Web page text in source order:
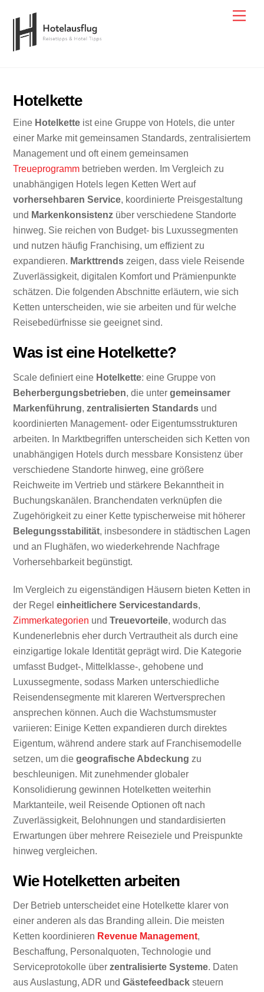
content
Hotelkette
Eine Hotelkette ist eine Gruppe von Hotels, die unter
einer Marke mit gemeinsamen Standards, zentralisiertem
Management und oft einem gemeinsamen
Treueprogramm betrieben werden. Im Vergleich zu
unabhängigen Hotels legen Ketten Wert auf
vorhersehbaren Service, koordinierte Preisgestaltung
und Markenkonsistenz über verschiedene Standorte
hinweg. Sie reichen von Budget- bis Luxussegmenten
und nutzen häufig Franchising, um effizient zu
expandieren. Markttrends zeigen, dass viele Reisende
Zuverlässigkeit, digitalen Komfort und Prämienpunkte
schätzen. Die folgenden Abschnitte erläutern, wie sich
Ketten unterscheiden, wie sie arbeiten und für welche
Reisebedürfnisse sie geeignet sind.
Was ist eine Hotelkette?
Scale definiert eine Hotelkette: eine Gruppe von
Beherbergungsbetrieben, die untergemeinsamer
Markenführung,zentralisierten Standards und
koordinierten Management- oder Eigentumsstrukturen
arbeiten. In Marktbegriffen unterscheiden sich Ketten von
unabhängigen Hotels durch messbare Konsistenz über
verschiedene Standorte hinweg, eine größere
Reichweite im Vertrieb und stärkere Bekanntheit in
Buchungskanälen. Branchendaten verknüpfen die
Zugehörigkeit zu einer Kette typischerweise mit höherer
Belegungsstabilität, insbesondere in städtischen Lagen
und an Flughäfen, wo wiederkehrende Nachfrage
Vorhersehbarkeit begünstigt.
Im Vergleich zu eigenständigen Häusern bieten Ketten in
der Regeleinheitlichere Servicestandards,
Zimmerkategorien undTreuevorteile, wodurch das
Kundenerlebnis eher durch Vertrautheit als durch eine
einzigartige lokale Identität geprägt wird. Die Kategorie
umfasst Budget-, Mittelklasse-, gehobene und
Luxussegmente, sodass Marken unterschiedliche
Reisendensegmente mit klareren Wertversprechen
ansprechen können. Auch die Wachstumsmuster
variieren: Einige Ketten expandieren durch direktes
Eigentum, während andere stark auf Franchisemodelle
setzen, um diegeografische Abdeckung zu
beschleunigen. Mit zunehmender globaler
Konsolidierung gewinnen Hotelketten weiterhin
Marktanteile, weil Reisende Optionen oft nach
Zuverlässigkeit, Belohnungen und standardisierten
Erwartungen über mehrere Reiseziele und Preispunkte
hinweg vergleichen.
Wie Hotelketten arbeiten
Der Betrieb unterscheidet eine Hotelkette klarer von
einer anderen als das Branding allein. Die meisten
Ketten koordinieren Revenue Management,
Beschaffung, Personalquoten, Technologie und
Serviceprotokolle überzentralisierte Systeme. Daten
aus Auslastung, ADR undGästefeedback steuern